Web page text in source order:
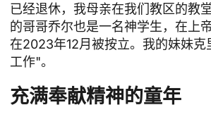
已经退休，我母亲在我们教区的教
的哥哥乔尔也是一名神学生，在上
在2023年12月被按立。我的妹妹克
工作"。
充满奉献精神的童年